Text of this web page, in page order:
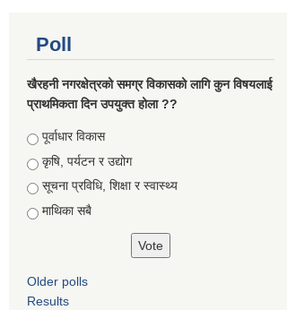
Poll
खैरहनी नगरक्षेत्रको समग्र विकासको लागि कुन विषयलाई
प्राथमिकता दिन उपयुक्त होला ??
Choices
पूर्वाधार विकास
कृषि, पर्यटन र उद्योग
सूचना प्रविधि, शिक्षा र स्वास्थ्य
माथिका सबै
Older polls
Results